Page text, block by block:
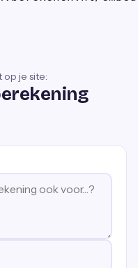
je site: